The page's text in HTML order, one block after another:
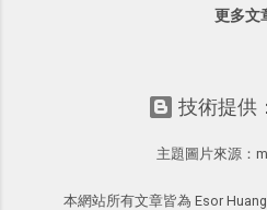
更多文
技術提供
主題圖片來源：
本網站所有文章皆為 Esor